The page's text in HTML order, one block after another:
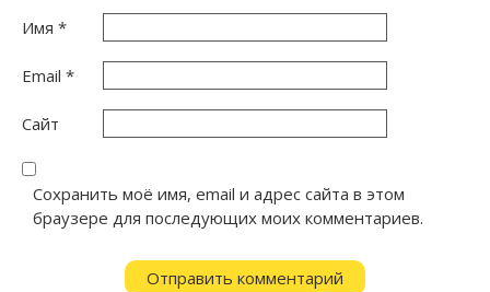
Имя *
Email *
Сайт
Сохранить моё имя, email и адрес сайта в этом
браузере для последующих моих комментариев.